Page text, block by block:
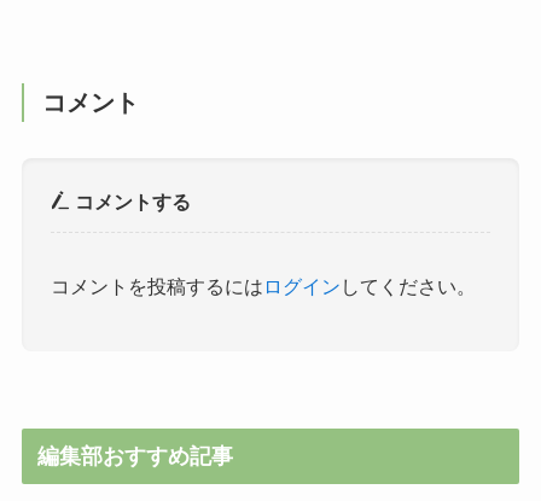
コメント
コメントする
コメントを投稿するには ログイン してください。
編集部おすすめ記事